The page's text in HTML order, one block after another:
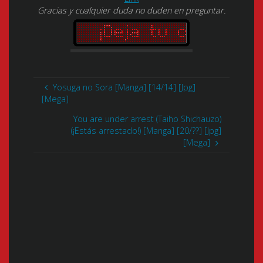
Gracias y cualquier duda no duden en preguntar.
Yosuga no Sora [Manga] [14/14] [Jpg]
[Mega]
You are under arrest (Taiho Shichauzo)
(¡Estás arrestado!) [Manga] [20/??] [Jpg]
[Mega]